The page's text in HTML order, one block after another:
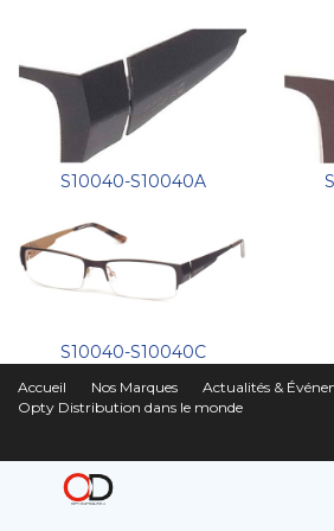
S10040-S10040A
S10040-S10040C
Accueil Nos Marques
Actualités &
Opty Distribution dans le monde